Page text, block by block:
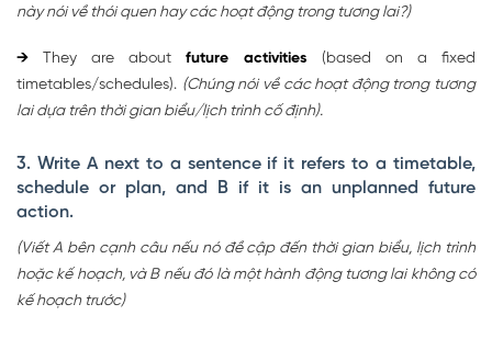
này nói về thói quen hay các hoạt động trong tương lai?)
→ They are aboutfuture activities (based on a fixed
timetables/schedules). (Chúng nói về các hoạt động trong tương
lai dựa trên thời gian biểu/lịch trình cố định).
3. Write A next to a sentence if it refers to a timetable,
schedule or plan, and B if it is an unplanned future
action.
(Viết A bên cạnh câu nếu nó đề cập đến thời gian biểu, lịch trình
hoặc kế hoạch, và B nếu đó là một hành động tương lai không có
kế hoạch trước)